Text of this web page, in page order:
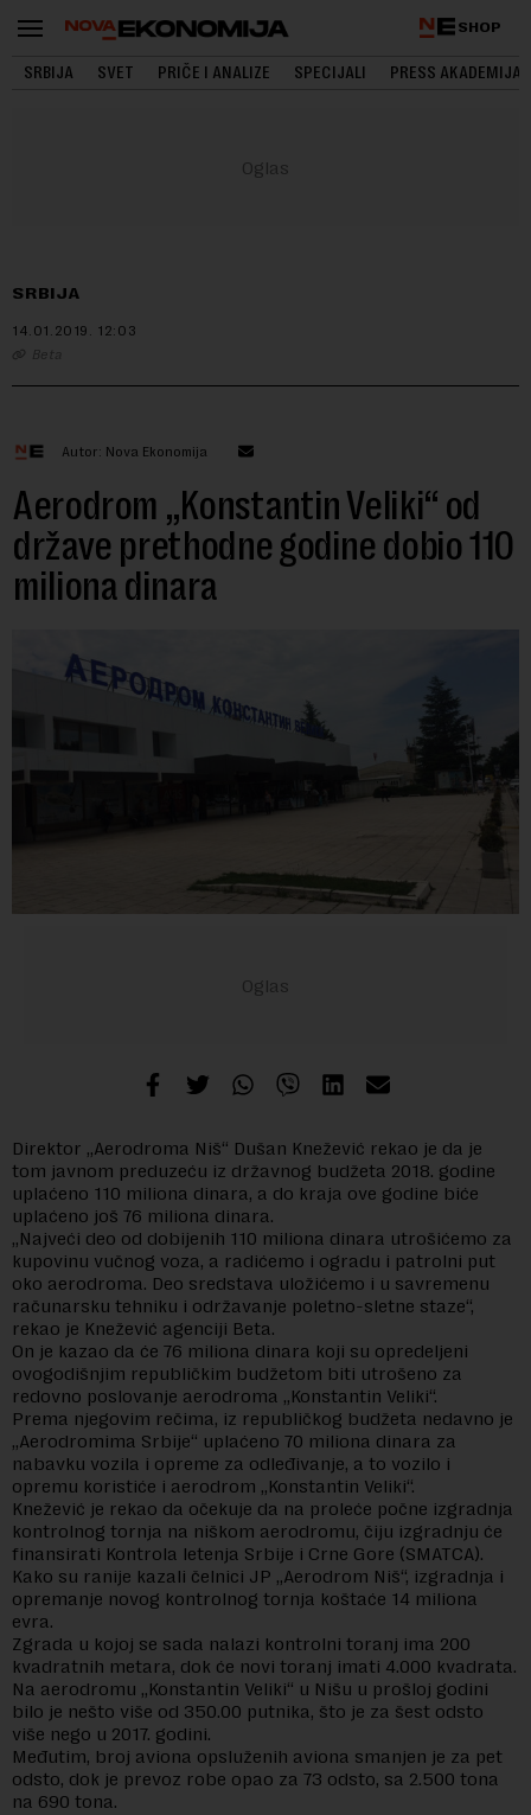
SHOP
SRBIJA SVET PRIČE I ANALIZE SPECIJALI PRESS AKADEMIJA
SRBIJA
14.01.2019. 12:03
Beta
Autor: Nova Ekonomija
Aerodrom „Konstantin Veliki“ od
države prethodne godine dobio 110
miliona dinara
Direktor „Aerodroma Niš“ Dušan Knežević rekao je da je
tom javnom preduzeću iz državnog budžeta 2018. godine
uplaćeno 110 miliona dinara, a do kraja ove godine biće
uplaćeno još 76 miliona dinara.
„Najveći deo od dobijenih 110 miliona dinara utrošićemo za
kupovinu vučnog voza, a radićemo i ogradu i patrolni put
oko aerodroma. Deo sredstava uložićemo i u savremenu
računarsku tehniku i održavanje poletno-sletne staze“,
rekao je Knežević agenciji Beta.
On je kazao da će 76 miliona dinara koji su opredeljeni
ovogodišnjim republičkim budžetom biti utrošeno za
redovno poslovanje aerodroma „Konstantin Veliki“.
Prema njegovim rečima, iz republičkog budžeta nedavno je
„Aerodromima Srbije“ uplaćeno 70 miliona dinara za
nabavku vozila i opreme za odleđivanje, a to vozilo i
opremu koristiće i aerodrom „Konstantin Veliki“.
Knežević je rekao da očekuje da na proleće počne izgradnja
kontrolnog tornja na niškom aerodromu, čiju izgradnju će
finansirati Kontrola letenja Srbije i Crne Gore (SMATCA).
Kako su ranije kazali čelnici JP „Aerodrom Niš“, izgradnja i
opremanje novog kontrolnog tornja koštaće 14 miliona
evra.
Zgrada u kojoj se sada nalazi kontrolni toranj ima 200
kvadratnih metara, dok će novi toranj imati 4.000 kvadrata.
Na aerodromu „Konstantin Veliki“ u Nišu u prošloj godini
bilo je nešto više od 350.00 putnika, što je za šest odsto
više nego u 2017. godini.
Međutim, broj aviona opsluženih aviona smanjen je za pet
odsto, dok je prevoz robe opao za 73 odsto, sa 2.500 tona
na 690 tona.